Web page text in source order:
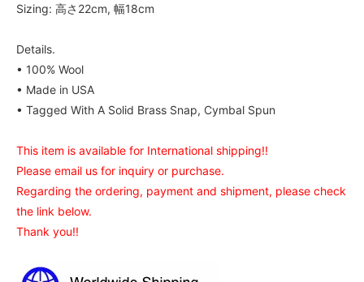
Sizing: 高さ22cm, 幅18cm
Details.
• 100% Wool
• Made in USA
• Tagged With A Solid Brass Snap, Cymbal Spun
This item is available for International shipping!!
Please email us for inquiry or purchase.
Regarding the ordering, payment and shipment, please check
the link below.
Thank you!!